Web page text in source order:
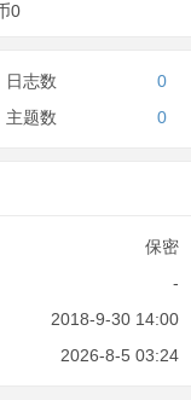
0
日志数
0
主题数 0
保密
-
2018-9-30 14:00
2026-8-5 03:24